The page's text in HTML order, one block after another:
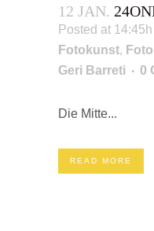
12 JAN.
Posted at 14:45h
Fotokunst,
Geri Barreti
0
Die Mitte...
READ MORE